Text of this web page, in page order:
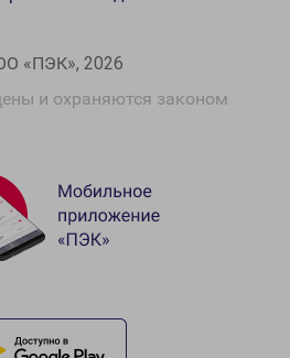
«ПЭК», 2026
и охраняются законом